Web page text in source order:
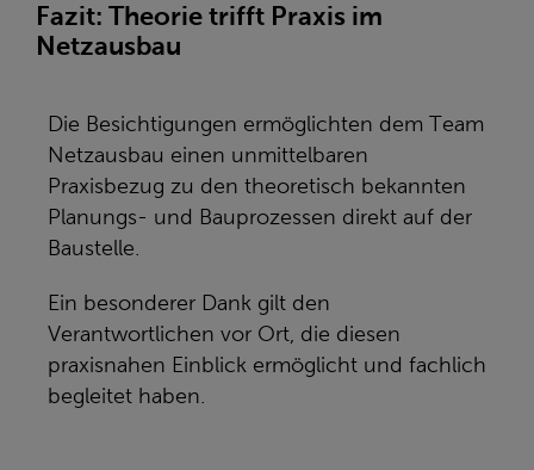
Fazit: Theorie trifft Praxis im
Netzausbau
Die Besichtigungen ermöglichten dem Team
Netzausbau einen unmittelbaren
Praxisbezug zu den theoretisch bekannten
Planungs- und Bauprozessen direkt auf der
Baustelle.
Ein besonderer Dank gilt den
Verantwortlichen vor Ort, die diesen
praxisnahen Einblick ermöglicht und fachlich
begleitet haben.